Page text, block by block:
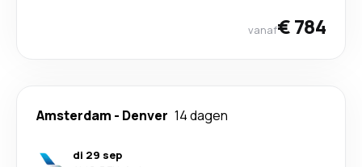
vanaf€ 784
Amsterdam - Denver 14 dagen
di 29 sep